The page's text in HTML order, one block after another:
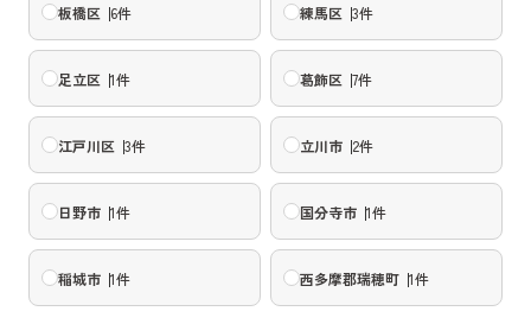
板橋区 6件 練馬区 3件
足立区 1件 葛飾区 7件
江戸川区 3件 立川市 2件
日野市 1件 国分寺市 1件
稲城市 1件 西多摩郡瑞穂町 1件